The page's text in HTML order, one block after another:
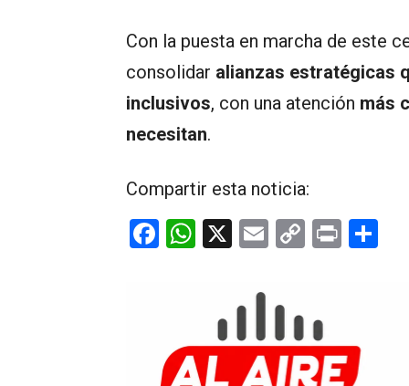
Con la puesta en marcha de este
consolidar alianzas estratégicas
inclusivos, con una atención más
necesitan.
Compartir esta noticia:
F
o
W
A
X
E
C
Li
n
Pr